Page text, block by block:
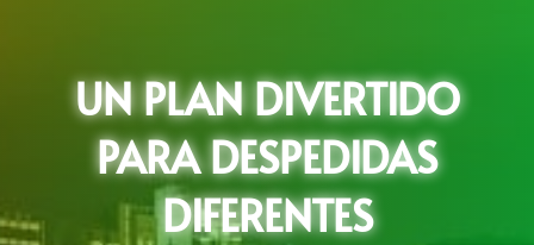
UN PLAN DIVERTIDO
PARA DESPEDIDAS
DIFERENTES